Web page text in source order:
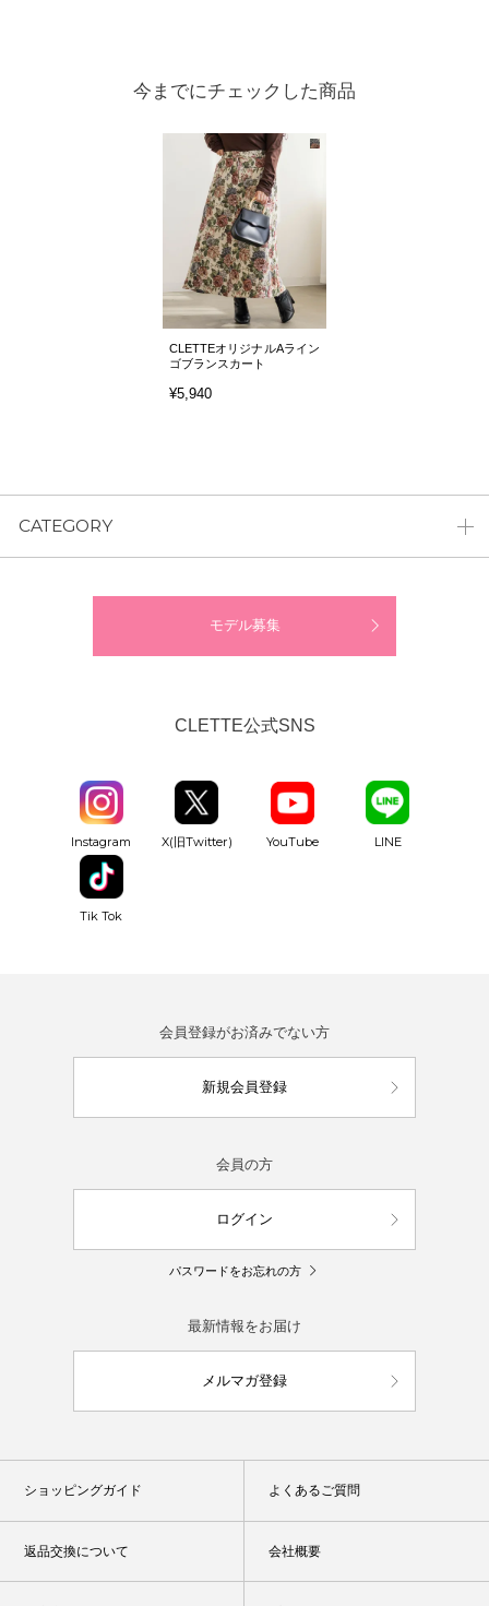
今までにチェックした商品
CLETTEオリジナルAライン
ゴブランスカート
¥5,940
CATEGORY
モデル募集
CLETTE公式SNS
Instagram X(旧Twitter) YouTube LINE
Tik Tok
会員登録がお済みでない方
新規会員登録
会員の方
ログイン
パスワードをお忘れの方
最新情報をお届け
メルマガ登録
ショッピングガイド よくあるご質問
返品交換について 会社概要